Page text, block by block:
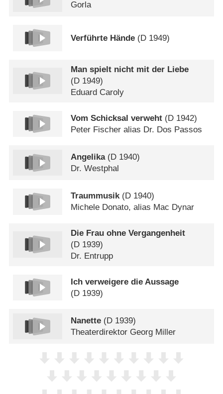
Gorla
Verführte Hände (D 1949)
Man spielt nicht mit der Liebe
(D 1949)
Eduard Caroly
Vom Schicksal verweht (D 1942)
Peter Fischer alias Dr. Dos Passos
Angelika(D 1940)
Dr. Westphal
Traummusik(D 1940)
Michele Donato, alias Mac Dynar
Die Frau ohne Vergangenheit
(D 1939)
Dr. Entrupp
Ich verweigere die Aussage
(D 1939)
Nanette (D 1939)
Theaterdirektor Georg Miller